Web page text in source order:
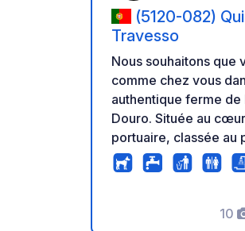
(5120-082)
Travesso
Nous souhaitons que
comme chez vous
authentique ferme de
Douro. Située au cœur de la région
portuaire, classée au
mondial de
trouve à proximité du
Barcos. Ce domaine
10